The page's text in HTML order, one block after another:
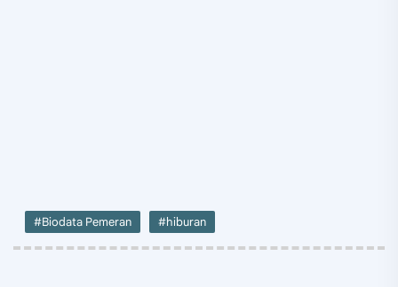
#Biodata Pemeran #hiburan